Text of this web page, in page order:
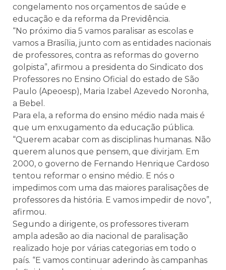
congelamento nos orçamentos de saúde e
educação e da reforma da Previdência.
“No próximo dia 5 vamos paralisar as escolas e
vamos a Brasília, junto com as entidades nacionais
de professores, contra as reformas do governo
golpista”, afirmou a presidenta do Sindicato dos
Professores no Ensino Oficial do estado de São
Paulo (Apeoesp), Maria Izabel Azevedo Noronha,
a Bebel.
Para ela, a reforma do ensino médio nada mais é
que um enxugamento da educação pública.
“Querem acabar com as disciplinas humanas. Não
querem alunos que pensem, que divirjam. Em
2000, o governo de Fernando Henrique Cardoso
tentou reformar o ensino médio. E nós o
impedimos com uma das maiores paralisações de
professores da história. E vamos impedir de novo”,
afirmou.
Segundo a dirigente, os professores tiveram
ampla adesão ao dia nacional de paralisação
realizado hoje por várias categorias em todo o
país. “E vamos continuar aderindo às campanhas